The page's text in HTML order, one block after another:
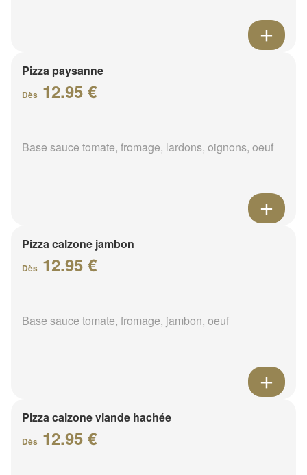
Pizza paysanne
Dès 12.95 €
Base sauce tomate, fromage, lardons, oignons, oeuf
Pizza calzone jambon
Dès 12.95 €
Base sauce tomate, fromage, jambon, oeuf
Pizza calzone viande hachée
Dès 12.95 €